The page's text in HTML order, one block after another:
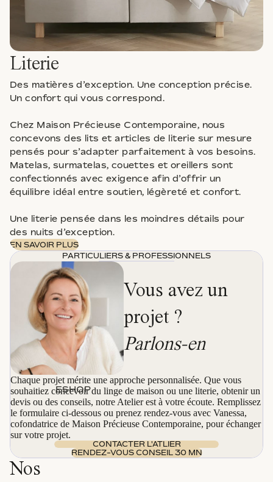
ESHOP
Literie
Des matières d’exception. Une conception précise.
Un confort qui vous correspond.
Chez Maison Précieuse Contemporaine, nous
concevons des lits et articles de literie sur mesure
pensés pour s’adapter parfaitement à vos besoins.
Matelas, surmatelas, couettes et oreillers sont
confectionnés avec exigence afin d’offrir un
équilibre idéal entre soutien, légèreté et confort.
Une literie pensée dans les moindres détails pour
des nuits d’exception.
EN SAVOIR PLUS
PARTICULIERS & PROFESSIONNELS
Vous avez un
projet ?
Parlons-en
Chaque projet mérite une approche personnalisée. Que vous
souhaitiez concevoir du linge de maison ou une literie, obtenir un
devis ou des conseils, notre Atelier est à votre écoute. Remplissez
le formulaire ci-dessous ou prenez rendez-vous avec Vanessa,
cofondatrice de Maison Précieuse Contemporaine, pour échanger
sur votre projet.
CONTACTER L'ATLIER
RENDEZ-VOUS CONSEIL 30 MN
Nos